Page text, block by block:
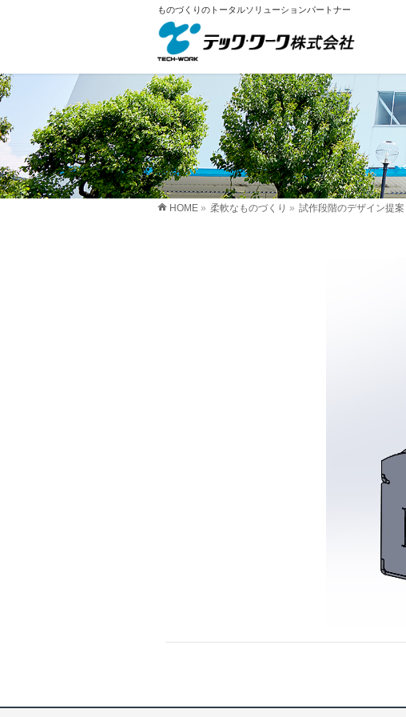
ものづくりのトータルソリューションパートナー
HOME » 柔軟なものづくり » 試作段階のデザイン提案